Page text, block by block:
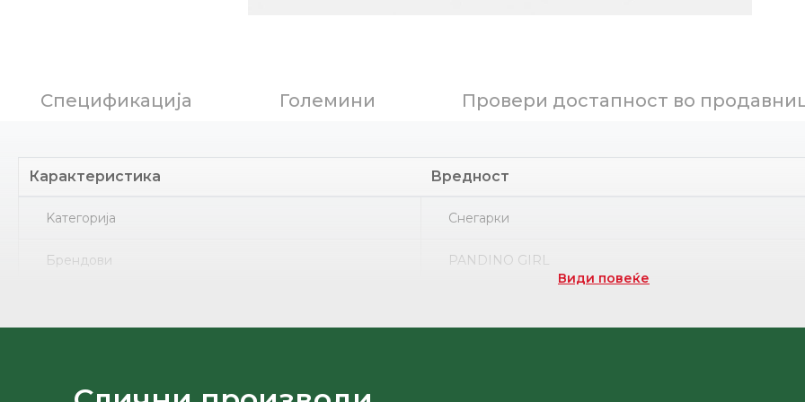
Спецификација Големини Провери достапност во
Карактеристика Вредност
Kатегорија Снегарки
Брендови PANDINO GIRL
Лице
Види повеќе